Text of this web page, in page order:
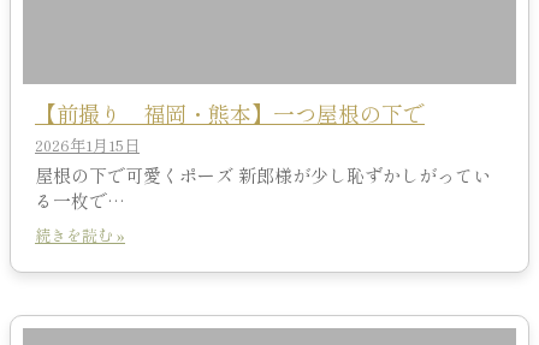
【前撮り 福岡・熊本】一つ屋根の下で
2026年1月15日
屋根の下で可愛くポーズ 新郎様が少し恥ずかしがってい
る一枚で…
続きを読む »